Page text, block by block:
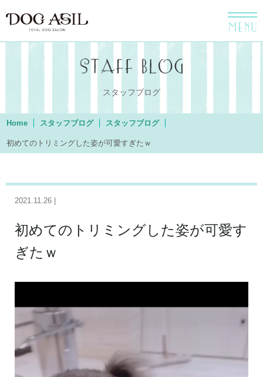
menu
スタッフブログ
Home スタッフブログ スタッフブログ
初めてのトリミングした姿が可愛すぎたｗ
2021.11.26 |
初めてのトリミングした姿が可愛す
ぎたｗ